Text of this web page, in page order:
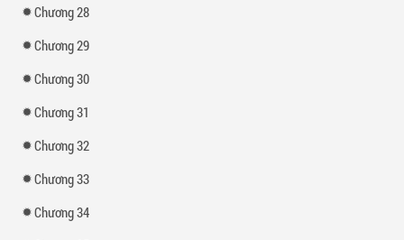
Chương 28
Chương 29
Chương 30
Chương 31
Chương 32
Chương 33
Chương 34